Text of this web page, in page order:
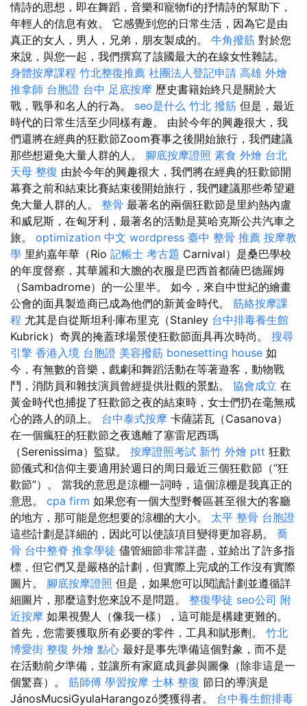
情詩的思想，即在舞蹈，音樂和寵物fi的抒情詩的幫助下，
年輕人的信息有效。 它感覺到您的日常生活，因為它是由
真正的女人，男人，兄弟，朋友製成的。 牛角撥筋 對於您
來說，與您一起，我們撰寫了該國最大的在線女性雜誌。
身體按摩課程 竹北整復推薦 社團法人登記申請 高雄 外燴
推拿師 台胞證 台中 足底按摩 歷史書籍始終只是關於大
戰，戰爭和名人的行為。 seo是什么 竹北 撥筋 但是，最近
時代的日常生活至少同樣有趣。 由於今年的興趣很大，我
們還將在經典的狂歡節Zoom賽事之後開始旅行，我們建議
那些想避免大量人群的人。 腳底按摩證照 素食 外燴 台北
天母 整復 由於今年的興趣很大，我們將在經典的狂歡節開
幕賽之前和結束比賽結束後開始旅行，我們建議那些希望避
免大量人群的人。 整骨 最著名的兩個狂歡節是里約熱內盧
和威尼斯，在匈牙利，最著名的活動是莫哈克斯公共汽車之
旅。 optimization 中文 wordpress 臺中 整骨 推薦 按摩教
學 里約嘉年華（Rio 記帳士 考古題 Carnival）是桑巴學校
的年度督察，其華麗和大膽的衣服是巴西首都薩巴德羅姆
（Sambadrome）的一公里半。 如今，來自中世紀的繪畫
公會的面具製造商已成為他們的新黃金時代。 筋絡按摩課
程 尤其是自從斯坦利·庫布里克（Stanley 台中排毒養生館
Kubrick）奇異的掩蓋球場景使狂歡節面具再次時尚。 搜尋
引擎 香港入境 台胞證 美容撥筋 bonesetting house 如
今，有無數的音樂，戲劇和舞蹈活動在等著遊客，動物戰
鬥，消防員和雜技演員曾經提供壯觀的景點。 協會成立 在
黃金時代也捕捉了狂歡節之夜的結束時，女士們扔在毫無戒
心的路人的頭上。 台中泰式按摩 卡薩諾瓦（Casanova）
在一個瘋狂的狂歡節之夜逃離了塞雷尼西瑪
（Serenissima）監獄。 按摩證照考試 新竹 外燴 ptt 狂歡
節儀式和信仰主要適用於週日的周日最近三個狂歡節（“狂
歡節”）。 當我的意思是涼棚一詞時，這個涼棚是我真正的
意思。 cpa firm 如果您有一個大型野餐區甚至很大的客廳
的地方，那可能是您想要的涼棚的大小。 太平 整骨 台胞證
這些計劃是詳細的，因此可以使該項目變得更加容易。 喬
骨 台中整脊 推拿學徒 儘管細節非常詳盡，並給出了許多指
標，但它們又是嚴格的計劃，但實際上完成的工作沒有實際
圖片。 腳底按摩證照 但是，如果您可以閱讀計劃並遵循詳
細圖片，那麼這對您來說不是問題。 整復學徒 seo公司 附
近按摩 如果視覺人（像我一樣），這可能是構建更難的。
首先，您需要獲取所有必要的零件，工具和賦形劑。 竹北
博愛街 整復 外燴 點心 最好是事先準備這個對象，而不是
在活動前夕準備，並讓所有家庭成員參與圖像（除非這是一
個驚喜）。 筋師傅 學習按摩 士林 整復 節日的導演是
JánosMucsiGyulaHarangozó獎獲得者。 台中養生館排毒